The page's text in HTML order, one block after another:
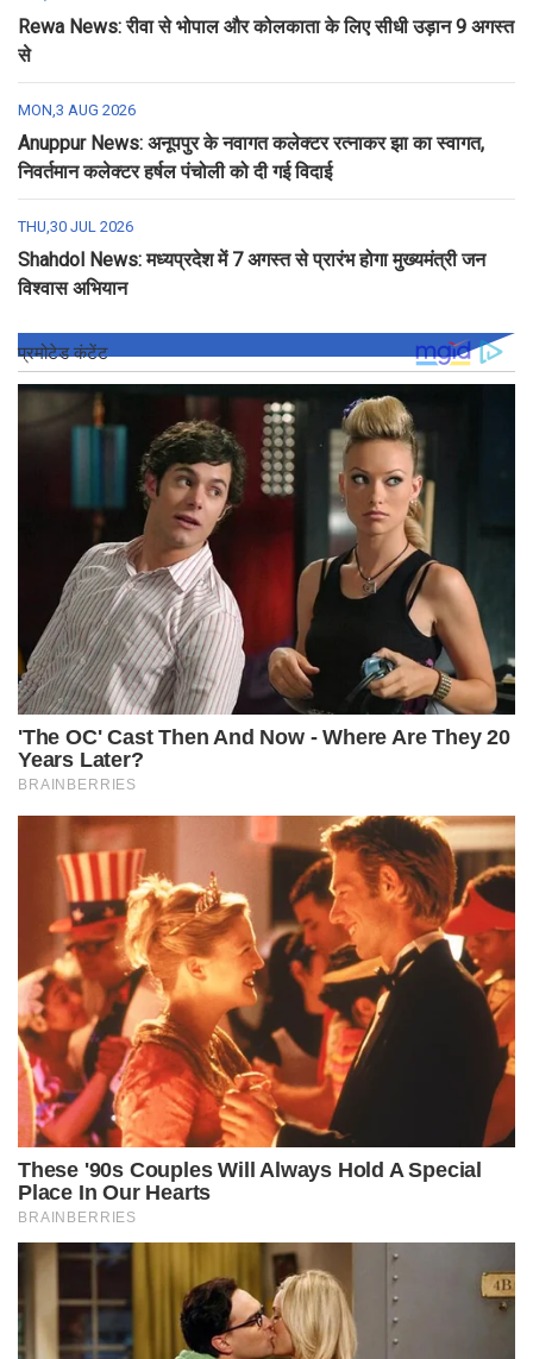
Rewa News: रीवा से भोपाल और कोलकाता के लिए सीधी उड़ान 9 अगस्त
से
MON,3 AUG 2026
Anuppur News: अनूपपुर के नवागत कलेक्टर रत्नाकर झा का स्वागत,
निवर्तमान कलेक्टर हर्षल पंचोली को दी गई विदाई
THU,30 JUL 2026
Shahdol News: मध्यप्रदेश में 7 अगस्त से प्रारंभ होगा मुख्यमंत्री जन
विश्वास अभियान